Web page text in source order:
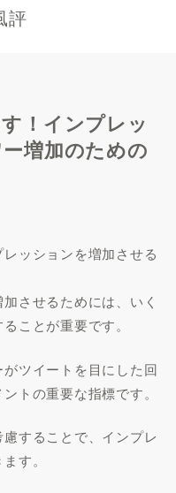
評
！インプレッ
増加のための
ッションを増加させる
させるためには、いく
ことが重要です。
ツイートを目にした回
トの重要な指標です。
することで、インプレ
す。